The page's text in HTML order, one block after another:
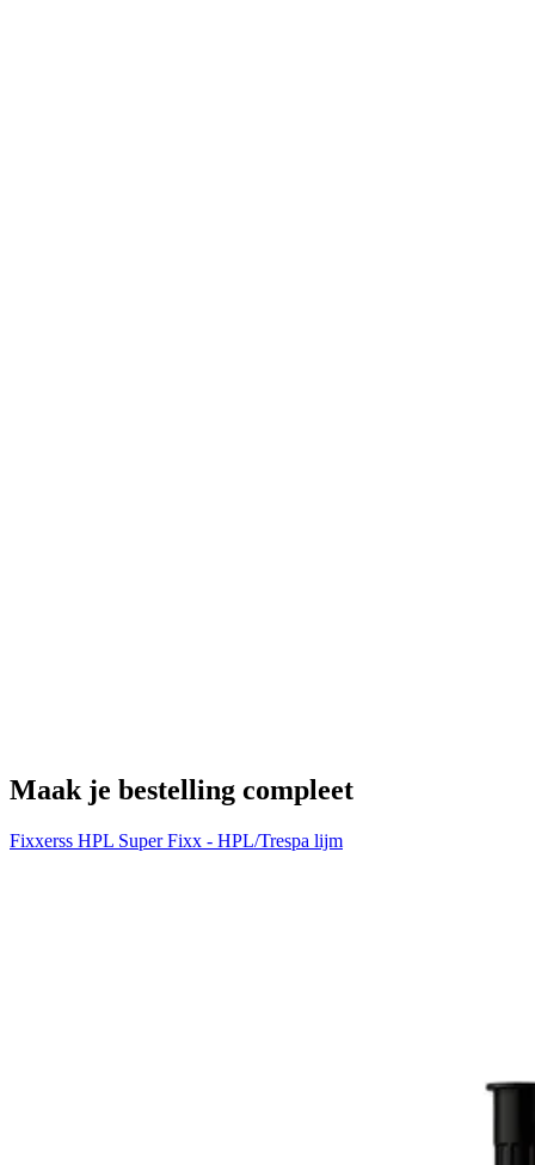
Maak je bestelling compleet
Fixxerss HPL Super Fixx - HPL/Trespa lijm